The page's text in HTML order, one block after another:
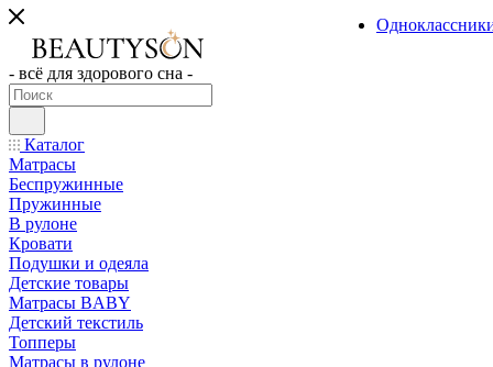
- всё для здорового сна -
Каталог
Матрасы
Беспружинные
Пружинные
В рулоне
Кровати
Подушки и одеяла
Детские товары
Матрасы BABY
Детский текстиль
Топперы
Матрасы в рулоне